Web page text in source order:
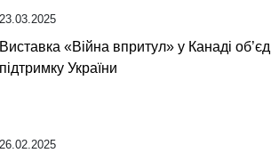
23.03.2025
Виставка «Війна впритул» у Канаді
підтримку України
26.02.2025